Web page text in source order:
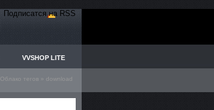
Подписатся на RSS
VVSHOP LITE
Облако тегов » download